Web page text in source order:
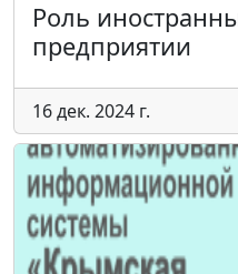
Роль
предприятии
16 дек. 2024 г.